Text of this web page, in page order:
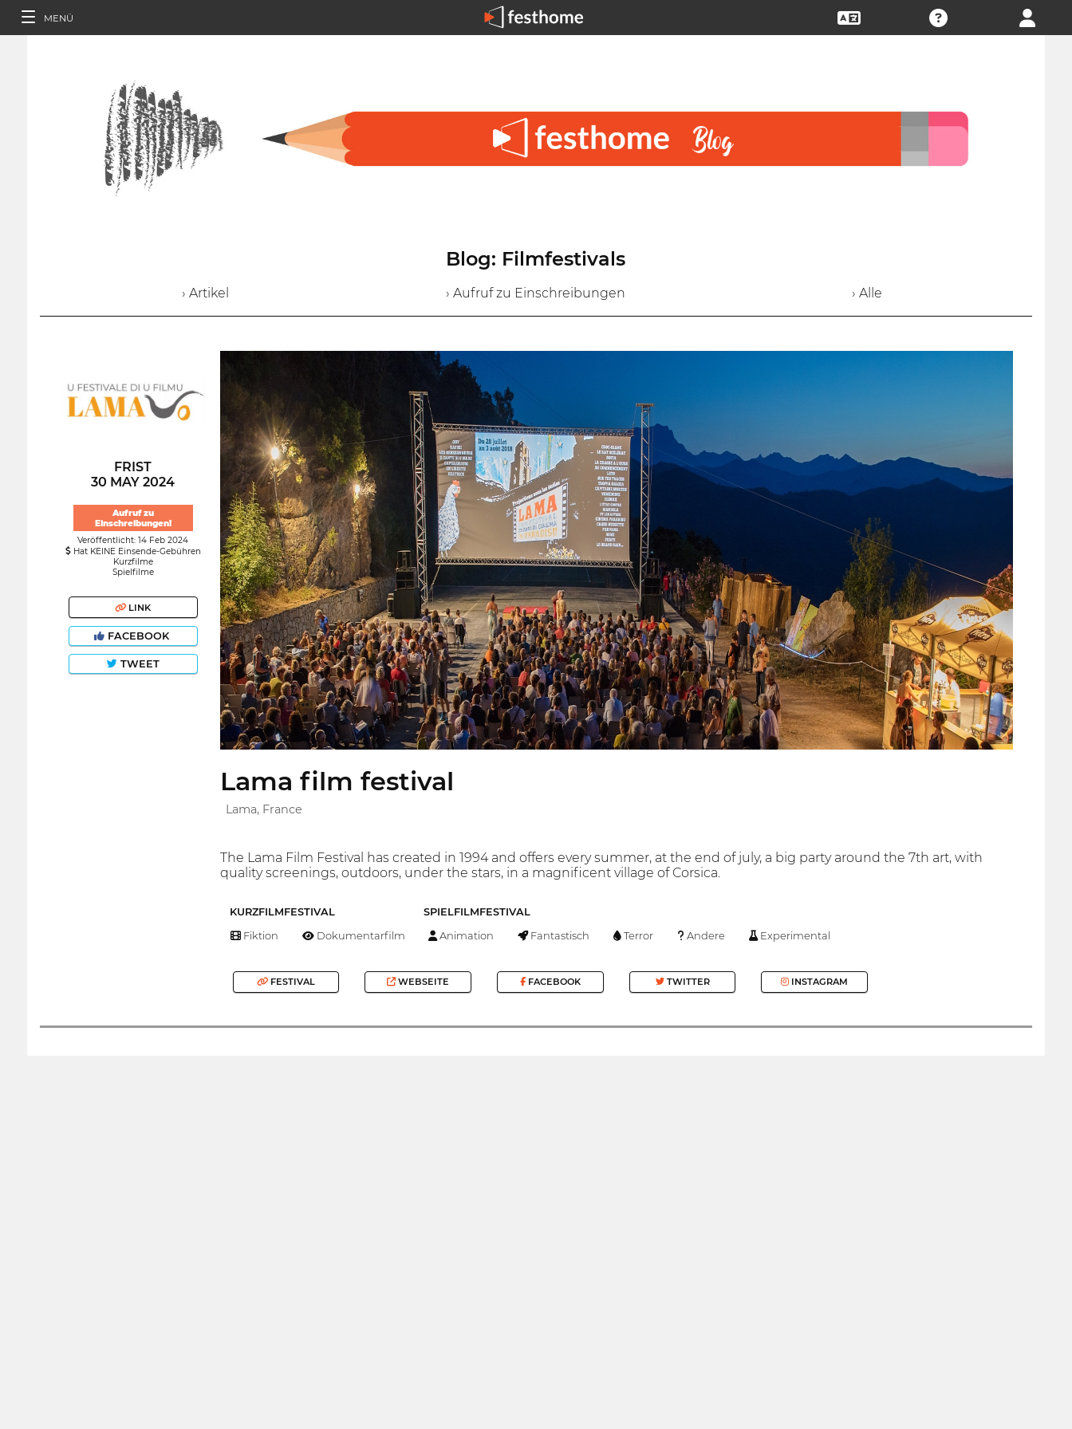
MENÜ
Blog: Filmfestivals
› Artikel › Aufruf zu Einschreibungen › Alle
FRIST
30 MAY 2024
Aufruf zu
Einschreibungen!
Veröffentlicht: 14 Feb 2024
Hat KEINE Einsende-Gebühren
Kurzfilme
Spielfilme
LINK
FACEBOOK
TWEET
Lama film festival
Lama, France
The Lama Film Festival has created in 1994 and offers every summer, at the end of july, a big party around the 7th art, with
quality screenings, outdoors, under the stars, in a magnificent village of Corsica.
KURZFILMFESTIVAL SPIELFILMFESTIVAL
Fiktion Dokumentarfilm Animation Fantastisch Terror Andere Experimental
FESTIVAL WEBSEITE FACEBOOK TWITTER INSTAGRAM